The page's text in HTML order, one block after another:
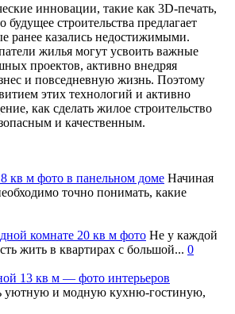
инновации, такие как 3D-печать,
строительства предлагает
ранее казались недостижимыми.
жилья могут усвоить важные
проектов, активно внедряя
и повседневную жизнь. Поэтому
этих технологий и активно
как сделать жилое строительство
и качественным.
кв м фото в панельном доме Начиная
точно понимать, какие
комнате 20 кв м фото Не у каждой
жить в квартирах с большой... 0
13 кв м — фото интерьеров
уютную и модную кухню-гостиную,